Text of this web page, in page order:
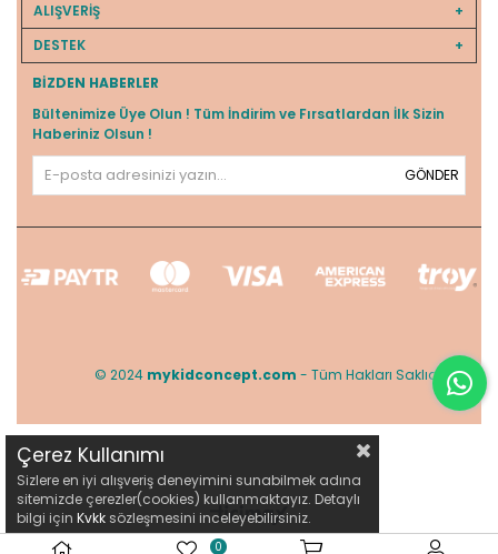
ALIŞVERİŞ
DESTEK
BIZDEN HABERLER
Bültenimize Üye Olun ! Tüm İndirim ve Fırsatlardan İlk Sizin
Haberiniz Olsun !
GÖNDER
© 2024 mykidconcept.com - Tüm Hakları Saklıdır.
Çerez Kullanımı
Sizlere en iyi alışveriş deneyimini sunabilmek adına
sitemizde çerezler(cookies) kullanmaktayız. Detaylı
bilgi için Kvkk sözleşmesini inceleyebilirsiniz.
0